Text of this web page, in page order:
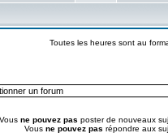
Toutes les heures sont au
Vous ne pouvez pas poster de nouveaux
Vous ne pouvez pas répondre aux